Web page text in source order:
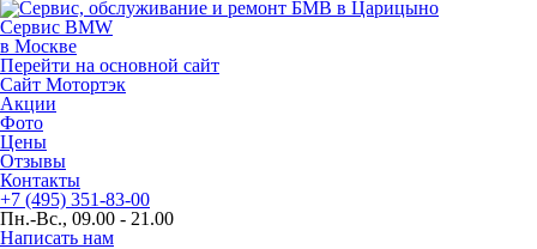
Сервис BMW
в Москве
Перейти на основной сайт
Сайт Мотортэк
Акции
Фото
Цены
Отзывы
Контакты
+7 (495) 351-83-00
Пн.-Вс., 09.00 - 21.00
Написать нам